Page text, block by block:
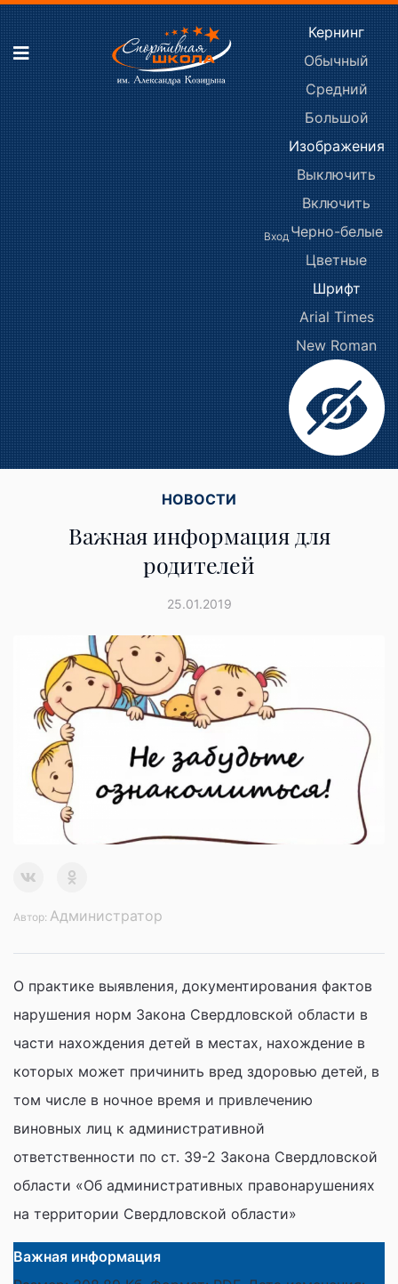
Кернинг
Обычный
Средний
Большой
Изображения
Выключить
Включить
Черно-белые
Цветные
Шрифт
Arial Times
New Roman
Вход
НОВОСТИ
Важная информация для
родителей
25.01.2019
Автор: Администратор
О практике выявления, документирования фактов
нарушения норм Закона Свердловской области в
части нахождения детей в местах, нахождение в
которых может причинить вред здоровью детей, в
том числе в ночное время и привлечению
виновных лиц к административной
ответственности по ст. 39-2 Закона Свердловской
области «Об административных правонарушениях
на территории Свердловской области»
Важная информация